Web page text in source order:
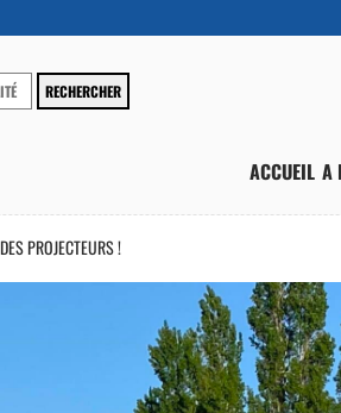
ACCUEIL A
PROJECTEURS !